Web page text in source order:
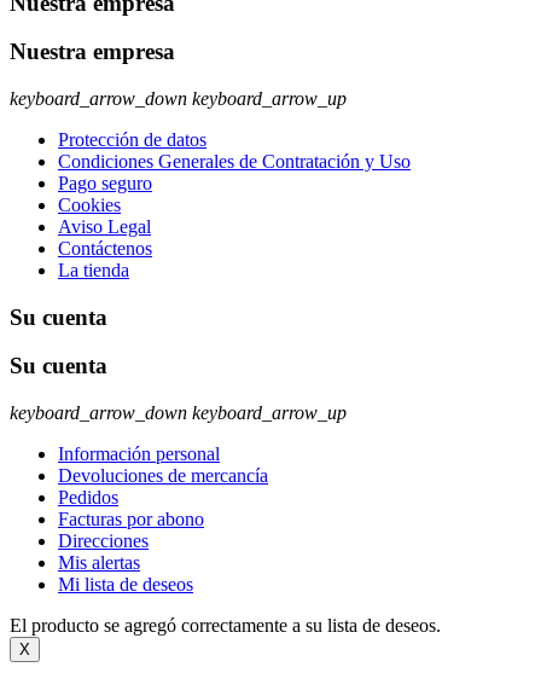
Nuestra empresa
keyboard_arrow_down keyboard_arrow_up
Protección de datos
Condiciones Generales de Contratación y Uso
Pago seguro
Cookies
Aviso Legal
Contáctenos
La tienda
Su cuenta
Su cuenta
keyboard_arrow_down keyboard_arrow_up
Información personal
Devoluciones de mercancía
Pedidos
Facturas por abono
Direcciones
Mis alertas
Mi lista de deseos
El producto se agregó correctamente a su lista de deseos.
X